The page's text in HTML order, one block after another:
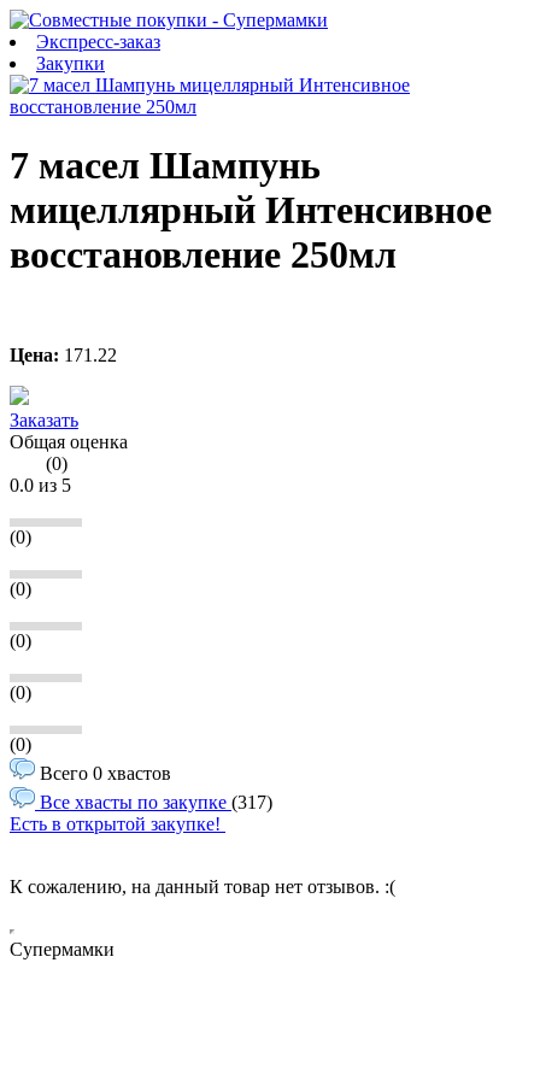
Экспресс-заказ
Закупки
7 масел Шампунь
мицеллярный Интенсивное
восстановление 250мл
Цена: 171.22
Заказать
Общая оценка
(0)
0.0 из 5
(0)
(0)
(0)
(0)
(0)
Всего 0 хвастов
Все хвасты по закупке (317)
Есть в открытой закупке!
К сожалению, на данный товар нет отзывов. :(
Супермамки